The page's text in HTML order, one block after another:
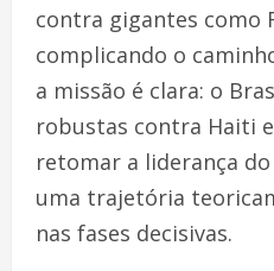
contra gigantes como
complicando o
a missão é clara: o
robustas contra Haiti
retomar a liderança
uma trajetória
nas fases decisivas.